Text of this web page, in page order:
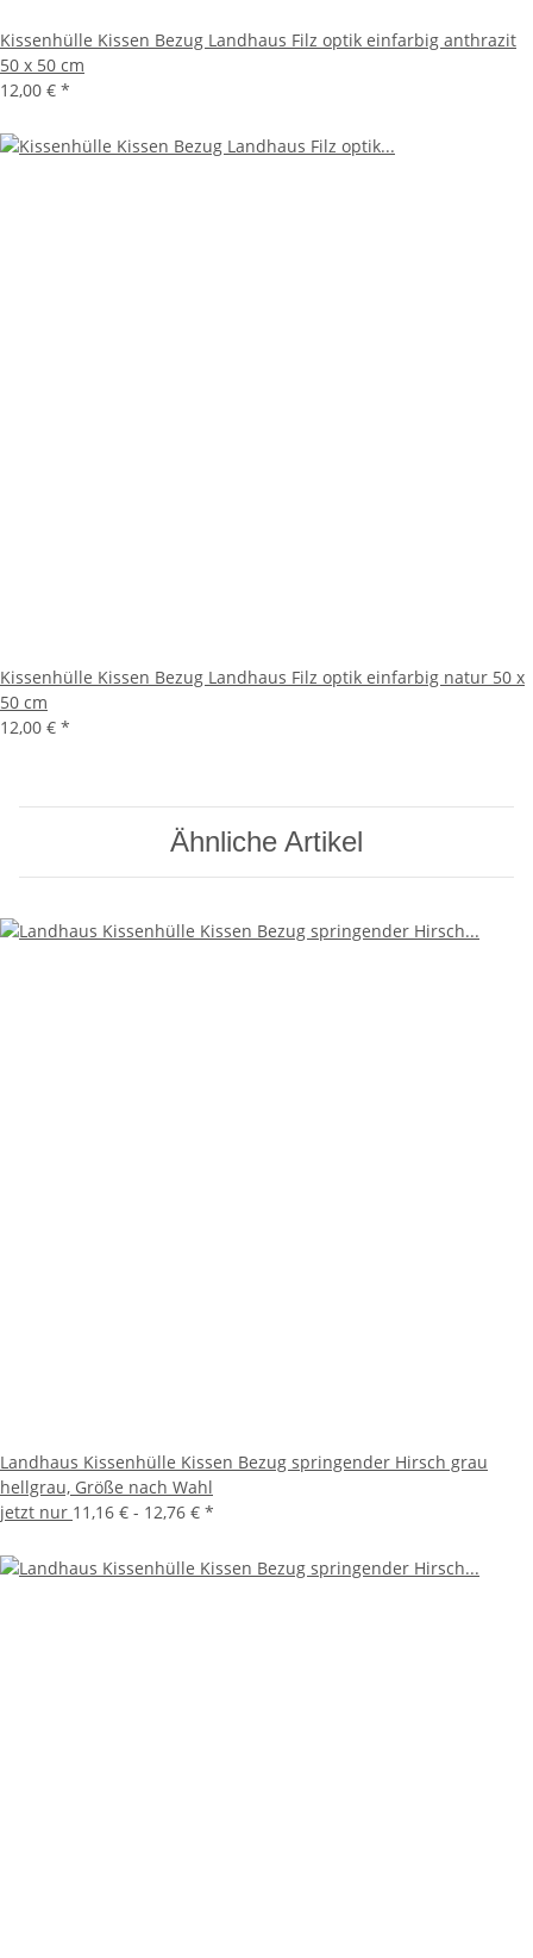
Kissenhülle Kissen Bezug Landhaus Filz optik einfarbig anthrazit
50 x 50 cm
12,00 € *
Kissenhülle Kissen Bezug Landhaus Filz optik einfarbig natur 50 x
50 cm
12,00 € *
Ähnliche Artikel
Landhaus Kissenhülle Kissen Bezug springender Hirsch grau
hellgrau, Größe nach Wahl
jetzt nur 11,16 € - 12,76 € *